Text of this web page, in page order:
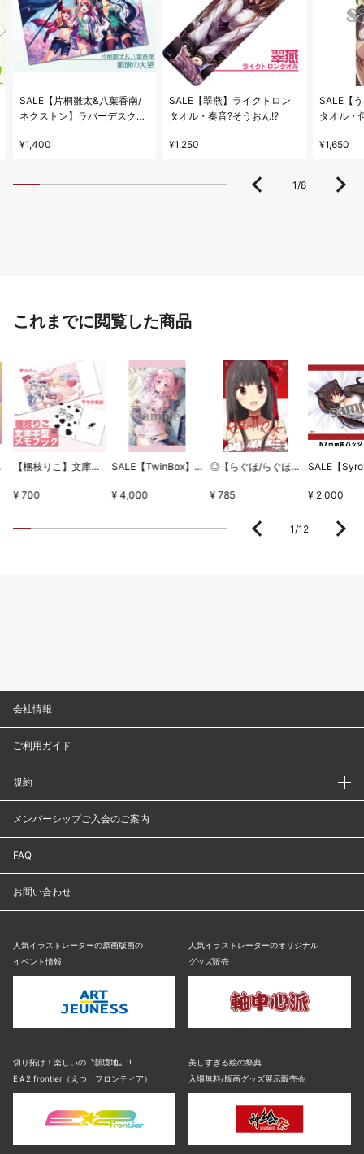
SALE【片桐雛太&八葉香南/
ネクストン】ラバーデスク
¥1,400
SALE【翠燕】ライクトロン
タオル・奏音?そうおん!?
¥1,250
SALE【
タオル・
¥1,650
1 /8
これまでに閲覧した商品
セット 【梱枝りこ】文庫本型メモブック・「すいーとほいっぷ」限定版表紙
¥ 700
SALE【TwinBox】WSB1タペストリー・放課後の保健室
¥ 4,000
◎【らぐほ/らぐほのえりか】リボン
¥ 785 ¥ 2,000
1 /12
人気イラストレーターの原画版画の
イベント情報
人気イラストレーターのオリジナル
グッズ販売
切り拓け！楽しいの〝新境地〟!!
E☆2 frontier（えつ フロンティア）
美しすぎる絵の祭典
入場無料/版画グッズ展示販売会
会社情報
ご利用ガイド
規約
メンバーシップご入会のご案内
FAQ
お問い合わせ